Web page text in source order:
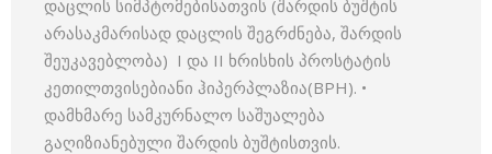
დაცლის სიმპტომებისათვის (შარდის ბუშტის
არასაკმარისად დაცლის შეგრძნება, შარდის
შეუკავებლობა) I და II ხრისხის პროსტატის
კეთილთვისებიანი ჰიპერპლაზია(BPH). •
დამხმარე სამკურნალო საშუალება
გაღიზიანებული შარდის ბუშტისთვის.